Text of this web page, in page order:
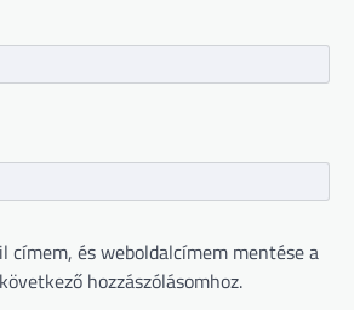
címem, és weboldalcímem mentése a
hozzászólásomhoz.